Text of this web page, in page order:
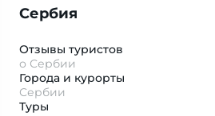
Сербия
Отзывы туристов
о Сербии
Города и курорты
Сербии
Туры